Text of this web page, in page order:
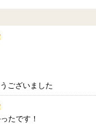
ございました
たです！